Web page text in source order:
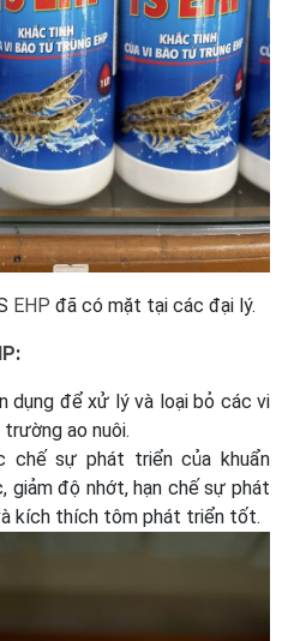
EHP đã có mặt tại các đại lý.
:
dụng để xử lý và loại bỏ các vi
ao nuôi.
chế sự phát triển của khuẩn
giảm độ nhớt, hạn chế sự phát
kích thích tôm phát triển tốt.